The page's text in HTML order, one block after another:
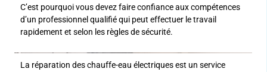
C’est pourquoi vous devez faire confiance aux compétences
d’un professionnel qualifié qui peut effectuer le travail
rapidement et selon les règles de sécurité.
La réparation des chauffe-eau électriques est un service